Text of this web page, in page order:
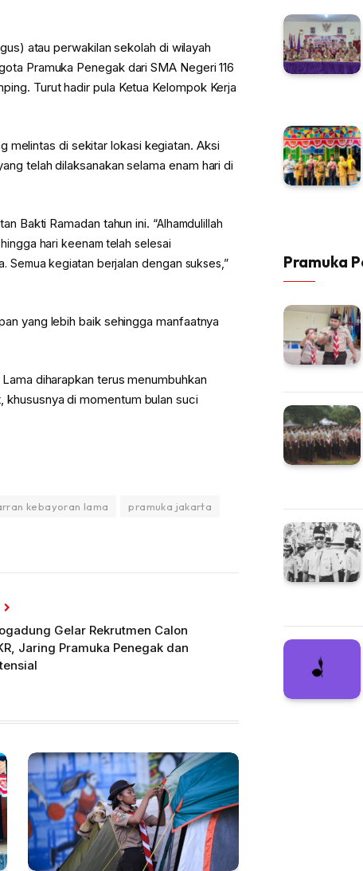
atau perwakilan sekolah di wilayah
Pramuka Penegak dari SMA Negeri 116
Turut hadir pula Ketua Kelompok Kerja
melintas di sekitar lokasi kegiatan. Aksi
telah dilaksanakan selama enam hari di
Bakti Ramadan tahun ini. “Alhamdulillah
hari keenam telah selesai
Semua kegiatan berjalan dengan sukses,”
yang lebih baik sehingga manfaatnya
diharapkan terus menumbuhkan
di momentum bulan suci
kebayoran lama
pramuka jakarta
Gelar Rekrutmen Calon
Jaring Pramuka Penegak dan
Pramuka